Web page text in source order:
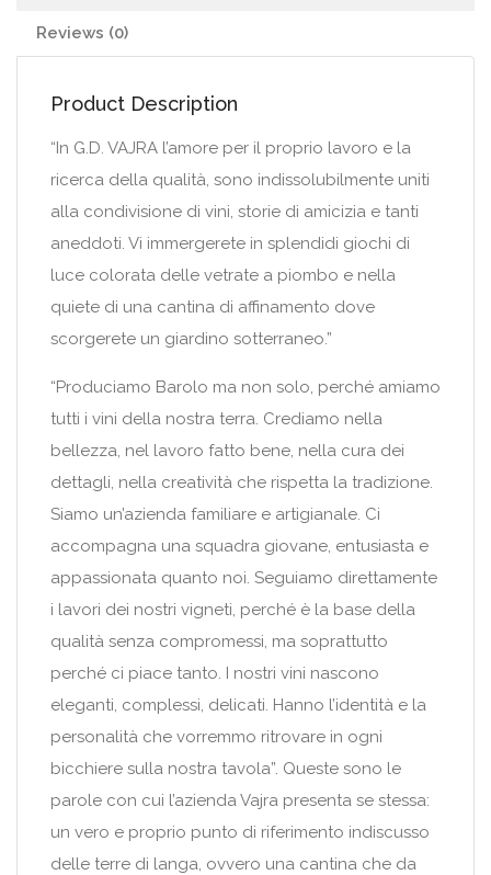
Reviews (0)
Product Description
“In G.D. VAJRA l’amore per il proprio lavoro e la
ricerca della qualità, sono indissolubilmente uniti
alla condivisione di vini, storie di amicizia e tanti
aneddoti. Vi immergerete in splendidi giochi di
luce colorata delle vetrate a piombo e nella
quiete di una cantina di affinamento dove
scorgerete un giardino sotterraneo.”
“Produciamo Barolo ma non solo, perché amiamo
tutti i vini della nostra terra. Crediamo nella
bellezza, nel lavoro fatto bene, nella cura dei
dettagli, nella creatività che rispetta la tradizione.
Siamo un’azienda familiare e artigianale. Ci
accompagna una squadra giovane, entusiasta e
appassionata quanto noi. Seguiamo direttamente
i lavori dei nostri vigneti, perché è la base della
qualità senza compromessi, ma soprattutto
perché ci piace tanto. I nostri vini nascono
eleganti, complessi, delicati. Hanno l’identità e la
personalità che vorremmo ritrovare in ogni
bicchiere sulla nostra tavola”. Queste sono le
parole con cui l’azienda Vajra presenta se stessa:
un vero e proprio punto di riferimento indiscusso
delle terre di langa, ovvero una cantina che da